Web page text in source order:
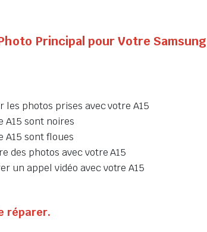
Principal pour Votre Samsung
les photos prises avec votre A15
A15 sont noires
A15 sont floues
des photos avec votre A15
un appel vidéo avec votre A15
réparer.